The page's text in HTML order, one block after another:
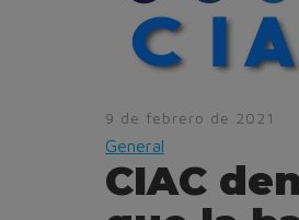
9 de febrero de 2021
General
CIAC